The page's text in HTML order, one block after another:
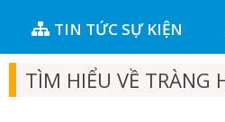
TIN TỨC SỰ KIỆN
TÌM HIỂU VỀ TRÀNG